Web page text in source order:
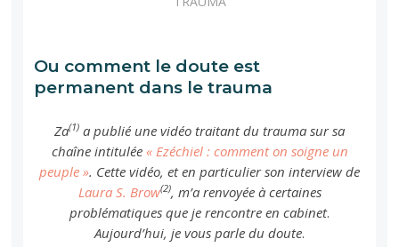
Ou comment le doute est
permanent dans le trauma
Za(1) a publié une vidéo traitant du trauma sur sa
chaîne intitulée « Ezéchiel : comment on soigne un
peuple ». Cette vidéo, et en particulier son interview de
Laura S. Brow(2), m’a renvoyée à certaines
problématiques que je rencontre en cabinet.
Aujourd’hui, je vous parle du doute.